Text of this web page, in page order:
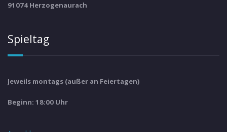
91074 Herzogenaurach
Spieltag
Jeweils montags (außer an Feiertagen)
Beginn: 18:00 Uhr